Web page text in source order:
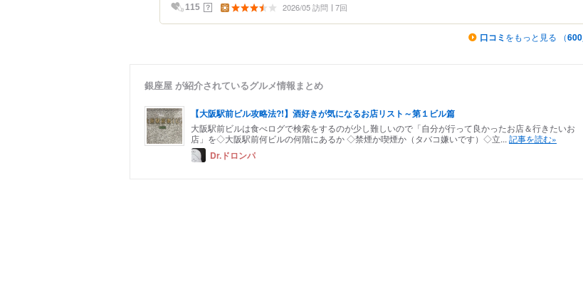
115 ？ 2026/05 訪問 7回
口コミ をもっと見る （600
銀座屋 が紹介されているグルメ情報まとめ
【大阪駅前ビル攻略法?!】酒好きが気になるお店リスト～第１ビル篇
大阪駅前ビルは食べログで検索をするのが少し難しいので「自分が行って良かったお店＆行きたいお
店」を◇大阪駅前何ビルの何階にあるか ◇禁煙か喫煙か（タバコ嫌いです）◇立... 記事を読む»
Dr.ドロンパ